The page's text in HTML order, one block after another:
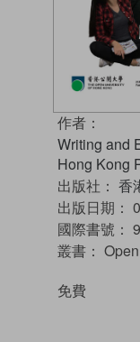
作者：
Writing and
Hong Kong
出版社： 香
出版日期：
國際書號：
叢書：
免費